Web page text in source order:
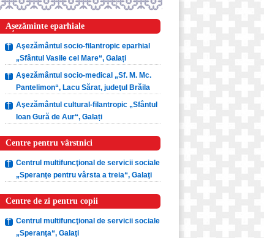
Așezăminte eparhiale
Aşezământul socio-filantropic eparhial
„Sfântul Vasile cel Mare“, Galați
Aşezământul socio-medical „Sf. M. Mc.
Pantelimon“, Lacu Sărat, judeţul Brăila
Aşezământul cultural-filantropic „Sfântul
Ioan Gură de Aur“, Galați
Centre pentru vârstnici
Centrul multifuncţional de servicii sociale
„Speranţe pentru vârsta a treia“, Galaţi
Centre de zi pentru copii
Centrul multifuncţional de servicii sociale
„Speranţa“, Galaţi